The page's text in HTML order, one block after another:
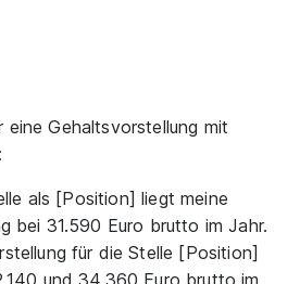
eine Gehaltsvorstellung mit
als [Position] liegt meine
bei 31.590 Euro brutto im Jahr.
für die Stelle [Position]
und 34.360 Euro brutto im